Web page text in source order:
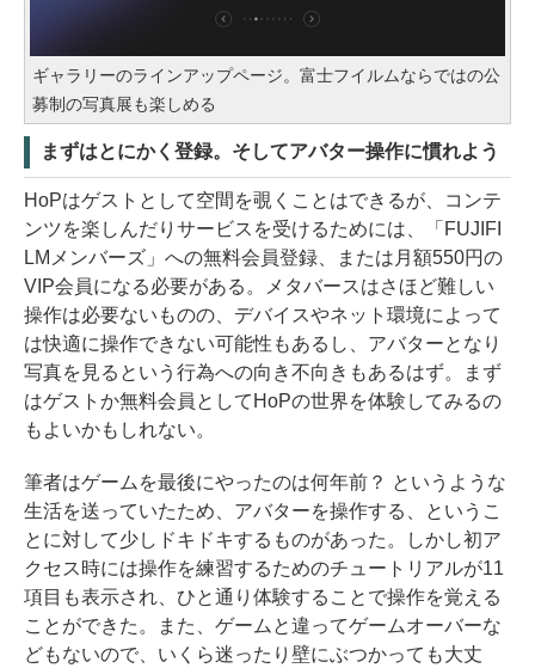
ギャラリーのラインアップページ。富士フイルムならではの公
募制の写真展も楽しめる
まずはとにかく登録。そしてアバター操作に慣れよう
HoPはゲストとして空間を覗くことはできるが、コンテ
ンツを楽しんだりサービスを受けるためには、「FUJIFI
LMメンバーズ」への無料会員登録、または月額550円の
VIP会員になる必要がある。メタバースはさほど難しい
操作は必要ないものの、デバイスやネット環境によって
は快適に操作できない可能性もあるし、アバターとなり
写真を見るという行為への向き不向きもあるはず。まず
はゲストか無料会員としてHoPの世界を体験してみるの
もよいかもしれない。
筆者はゲームを最後にやったのは何年前？ というような
生活を送っていたため、アバターを操作する、というこ
とに対して少しドキドキするものがあった。しかし初ア
クセス時には操作を練習するためのチュートリアルが11
項目も表示され、ひと通り体験することで操作を覚える
ことができた。また、ゲームと違ってゲームオーバーな
どもないので、いくら迷ったり壁にぶつかっても大丈